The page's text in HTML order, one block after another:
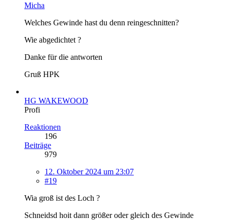
Micha
Welches Gewinde hast du denn reingeschnitten?
Wie abgedichtet ?
Danke für die antworten
Gruß HPK
HG WAKEWOOD
Profi
Reaktionen
196
Beiträge
979
12. Oktober 2024 um 23:07
#19
Wia groß ist des Loch ?
Schneidsd hoit dann größer oder gleich des Gewinde